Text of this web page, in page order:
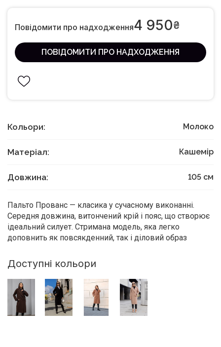
Повідомити про надходження4 950₴
ПОВІДОМИТИ ПРО НАДХОДЖЕННЯ
Кольори: Молоко
Матеріал: Кашемір
Довжина: 105 см
Пальто Прованс — класика у сучасному виконанні.
Середня довжина, витончений крій і пояс, що створює
ідеальний силует. Стримана модель, яка легко
доповнить як повсякденний, так і діловий образ
Доступні кольори